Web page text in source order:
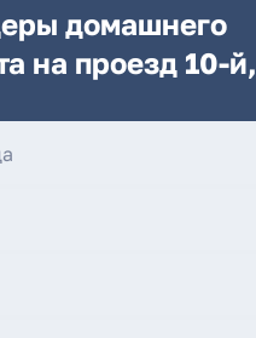
домашнего
на проезд 10-й,